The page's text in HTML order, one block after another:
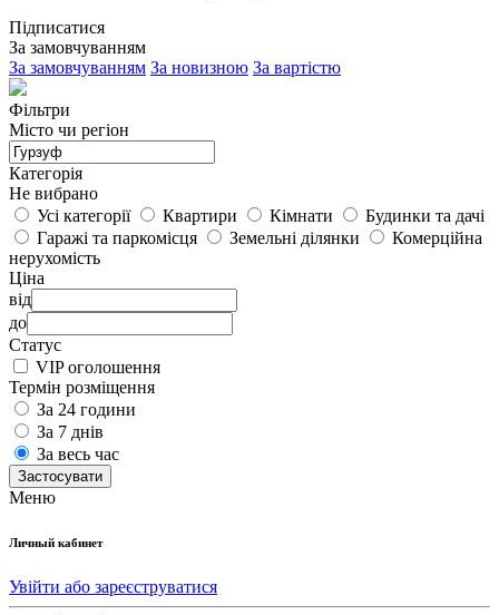
Підписатися
За замовчуванням
За замовчуванням За новизною За вартістю
Фільтри
Місто чи регіон
Категорія
Не вибрано
Усі категорії
Квартири Кімнати
Будинки та дачі
Гаражі та паркомісця
Земельні ділянки
Комерційна
нерухомість
Ціна
від
до
Статус
VIP оголошення
Термін розміщення
За 24 години
За 7 днів
За весь час
Застосувати
Меню
Личный кабинет
Увійти або зареєструватися